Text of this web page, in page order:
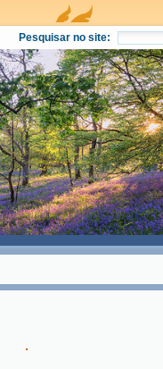
Pesquisar no site: